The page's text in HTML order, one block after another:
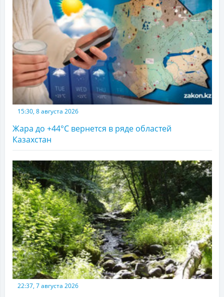
15:30, 8 августа 2026
Жара до +44°С вернется в ряде областей
Казахстан
22:37, 7 августа 2026